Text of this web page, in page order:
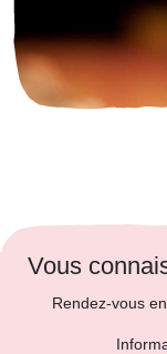
Vous
Rendez-vous